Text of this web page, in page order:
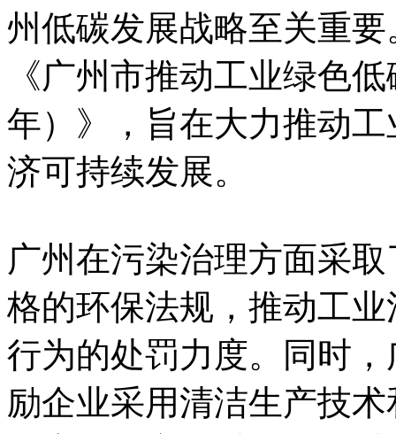
州低碳发展战略至关重
《广州市推动工业绿色
年）》，旨在大力推动
济可持续发展。
广州在污染治理方面采
格的环保法规，推动工
行为的处罚力度。同时
励企业采用清洁生产技